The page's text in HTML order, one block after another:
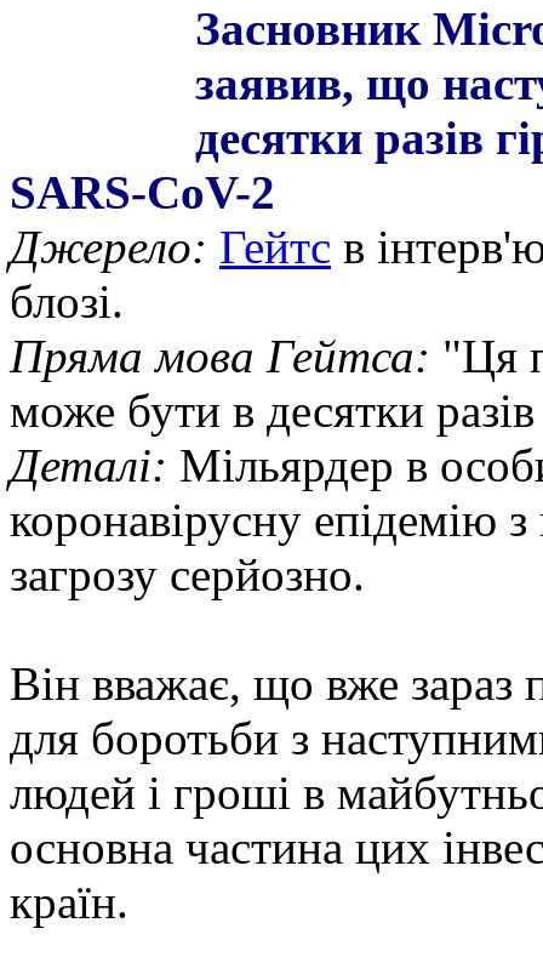
Засновник
заявив, що
десятки разів
SARS-CoV-2
Джерело: Гейтс в
блозі.
Пряма мова Гейтса: "Ця
може бути в десятки
Деталі: Мільярдер в
коронавірусну епідемію
загрозу серйозно.
Він вважає, що вже зараз
для боротьби з
людей і гроші в
основна частина цих
країн.